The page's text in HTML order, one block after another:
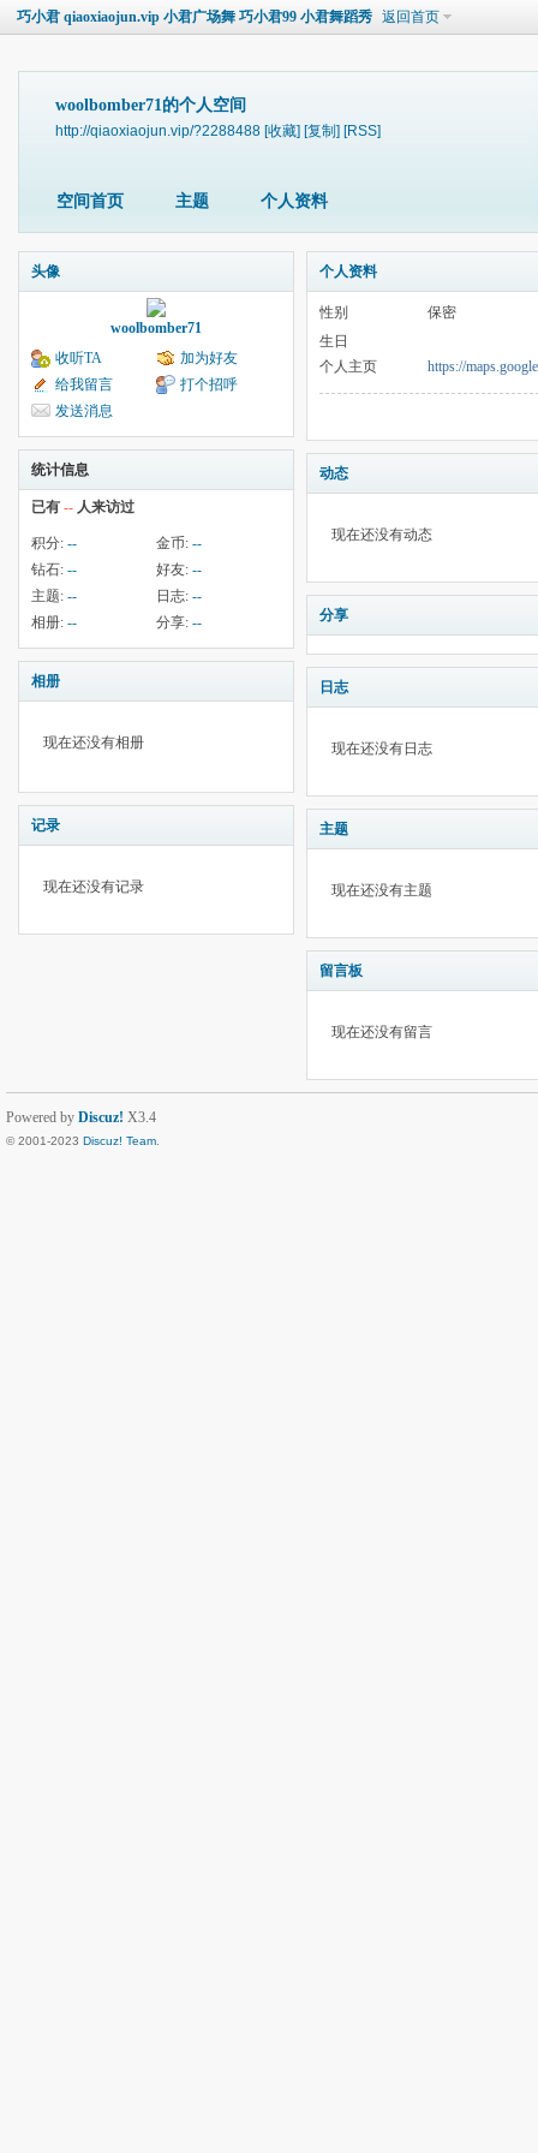
巧小君 qiaoxiaojun.vip 小君广场舞 巧小君99 小君舞蹈秀 返回首页
woolbomber71的个人空间
http://qiaoxiaojun.vip/?2288488 [收藏] [复制] [RSS]
空间首页 主题 个人资料
头像
woolbomber71
收听TA
加为好友
给我留言
打个招呼
发送消息
统计信息
已有 -- 人来访过
积分: -- 金币: --
钻石: -- 好友: --
主题: -- 日志: --
相册: -- 分享: --
相册
现在还没有相册
记录
现在还没有记录
个人资料
性别
保密
生日
个人主页
https://
动态
现在还没有动态
分享
日志
现在还没有日志
主题
现在还没有主题
留言板
现在还没有留言
Powered by Discuz! X3.4
© 2001-2023 Discuz! Team